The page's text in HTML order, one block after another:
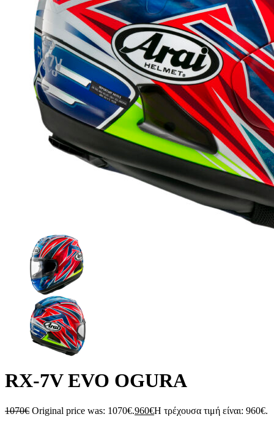
RX-7V EVO OGURA
1070€ Original price was: 1070€.960€Η τρέχουσα τιμή είναι: 960€.